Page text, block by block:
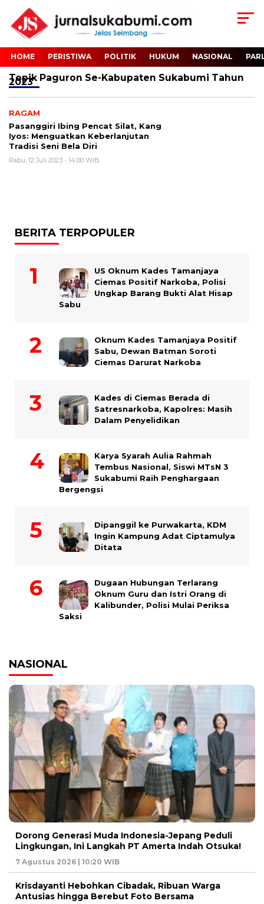
HOME PERISTIWA POLITIK HUKUM NASIONAL
Topik Paguron Se-Kabupaten Sukabumi Tahun
2023
RAGAM
Pasanggiri Ibing Pencat Silat, Kang
Iyos: Menguatkan Keberlanjutan
Tradisi Seni Bela Diri
Rabu, 12 Juli 2023 - 14:00 WIB
BERITA TERPOPULER
US Oknum Kades Tamanjaya
Ciemas Positif Narkoba, Polisi
Ungkap Barang Bukti Alat Hisap
Sabu
Oknum Kades Tamanjaya Positif
Sabu, Dewan Batman Soroti
Ciemas Darurat Narkoba
Kades di Ciemas Berada di
Satresnarkoba, Kapolres: Masih
Dalam Penyelidikan
Karya Syarah Aulia Rahmah
Tembus Nasional, Siswi MTsN 3
Sukabumi Raih Penghargaan
Bergengsi
Dipanggil ke Purwakarta, KDM
Ingin Kampung Adat Ciptamulya
Ditata
Dugaan Hubungan Terlarang
Oknum Guru dan Istri Orang di
Kalibunder, Polisi Mulai Periksa
Saksi
NASIONAL
Dorong Generasi Muda Indonesia-Jepang Peduli
Lingkungan, Ini Langkah PT Amerta Indah Otsuka!
7 Agustus 2026 | 10:20 WIB
Krisdayanti Hebohkan Cibadak, Ribuan Warga
Antusias hingga Berebut Foto Bersama